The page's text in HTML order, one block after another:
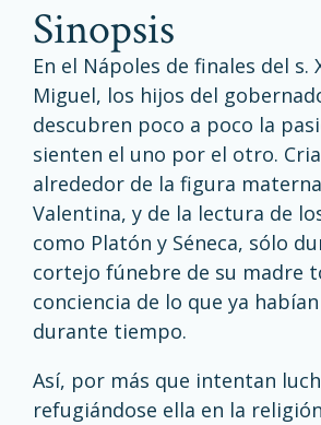
sinopsis
En el Nápoles de finales del s.
Miguel, los hijos del
descubren poco a poco la
sienten el uno por el otro.
alrededor de la figura
Valentina, y de la lectura de
como Platón y Séneca, sólo
cortejo fúnebre de su madre
conciencia de lo que ya
durante tiempo.
Así, por más que intentan
refugiándose ella en la